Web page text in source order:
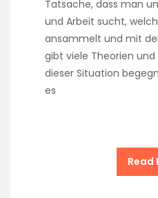
Tatsache, dass man
und Arbeit sucht,
ansammelt und mit
gibt viele Theorien
dieser Situation
es
Read